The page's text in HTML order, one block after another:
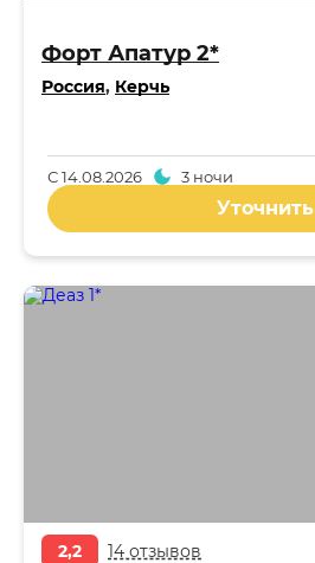
Форт Апатур 2*
Россия, Керчь
С14.08.2026 3 ночи
Уточнить
2,2 14 отзывов